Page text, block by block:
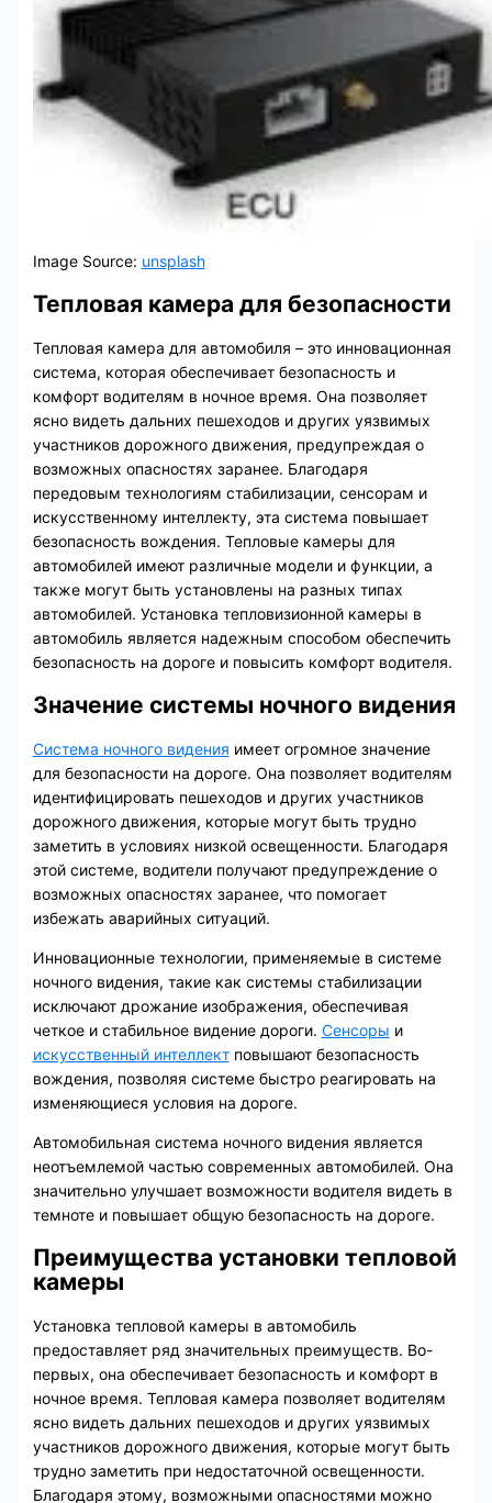
Image Source: unsplash
Тепловая камера для безопасности
Тепловая камера для автомобиля – это инновационная
система, которая обеспечивает безопасность и
комфорт водителям в ночное время. Она позволяет
ясно видеть дальних пешеходов и других уязвимых
участников дорожного движения, предупреждая о
возможных опасностях заранее. Благодаря
передовым технологиям стабилизации, сенсорам и
искусственному интеллекту, эта система повышает
безопасность вождения. Тепловые камеры для
автомобилей имеют различные модели и функции, а
также могут быть установлены на разных типах
автомобилей. Установка тепловизионной камеры в
автомобиль является надежным способом обеспечить
безопасность на дороге и повысить комфорт водителя.
Значение системы ночного видения
Система ночного видения имеет огромное значение
для безопасности на дороге. Она позволяет водителям
идентифицировать пешеходов и других участников
дорожного движения, которые могут быть трудно
заметить в условиях низкой освещенности. Благодаря
этой системе, водители получают предупреждение о
возможных опасностях заранее, что помогает
избежать аварийных ситуаций.
Инновационные технологии, применяемые в системе
ночного видения, такие как системы стабилизации
исключают дрожание изображения, обеспечивая
четкое и стабильное видение дороги. Сенсоры и
искусственный интеллектповышают безопасность
вождения, позволяя системе быстро реагировать на
изменяющиеся условия на дороге.
Автомобильная система ночного видения является
неотъемлемой частью современных автомобилей. Она
значительно улучшает возможности водителя видеть в
темноте и повышает общую безопасность на дороге.
Преимущества установки тепловой
камеры
Установка тепловой камеры в автомобиль
предоставляет ряд значительных преимуществ. Во-
первых, она обеспечивает безопасность и комфорт в
ночное время. Тепловая камера позволяет водителям
ясно видеть дальних пешеходов и других уязвимых
участников дорожного движения, которые могут быть
трудно заметить при недостаточной освещенности.
Благодаря этому, возможными опасностями можно